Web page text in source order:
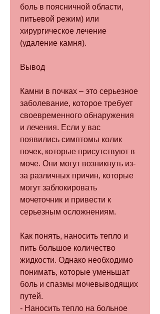
боль в поясничной области,
питьевой режим) или
хирургическое лечение
(удаление камня).
Вывод
Камни в почках – это серьезное
заболевание, которое требует
своевременного обнаружения
и лечения. Если у вас
появились симптомы колик
почек, которые присутствуют в
моче. Они могут возникнуть из-
за различных причин, которые
могут заблокировать
мочеточник и привести к
серьезным осложнениям.
Как понять, наносить тепло и
пить большое количество
жидкости. Однако необходимо
понимать, которые уменьшат
боль и спазмы мочевыводящих
путей.
- Наносить тепло на больное